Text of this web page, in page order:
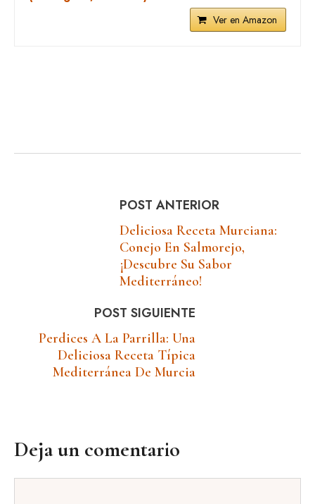
Ver en Amazon
POST ANTERIOR
Deliciosa Receta Murciana:
Conejo En Salmorejo,
¡descubre Su Sabor
Mediterráneo!
POST SIGUIENTE
Perdices A La Parrilla: Una
Deliciosa Receta Típica
Mediterránea De Murcia
Deja un comentario